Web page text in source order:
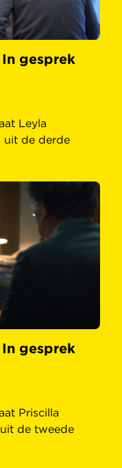
gesprek
Leyla
uit de derde
gesprek
Priscilla
de tweede